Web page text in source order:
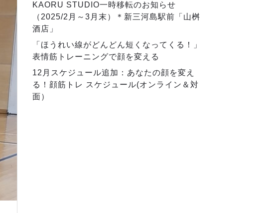
KAORU STUDIO一時移転のお知らせ
（2025/2月～3月末）＊新三河島駅前「山桝
酒店」
「ほうれい線がどんどん短くなってくる！」
表情筋トレーニングで顔を変える
12月スケジュール追加：あなたの顔を変え
る！顔筋トレ スケジュール(オンライン＆対
面）